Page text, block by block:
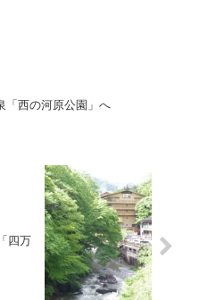
「西の河原公園」へ
四万